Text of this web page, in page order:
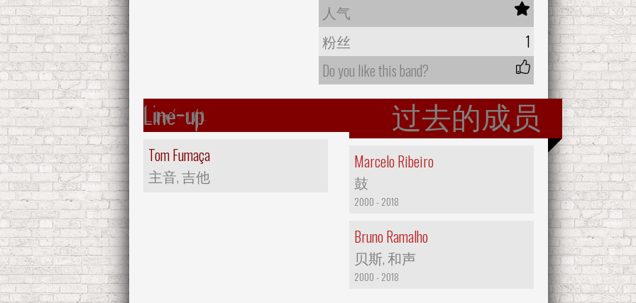
人气
粉丝
1
Do you like this band?
Line-up
Tom Fumaça
主音, 吉他
过去的成员
Marcelo Ribeiro
鼓
2000 - 2018
Bruno Ramalho
贝斯, 和声
2000 - 2018